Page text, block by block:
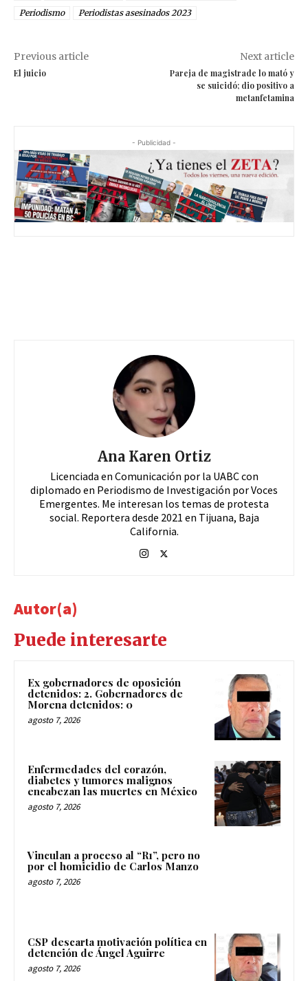
Periodismo
Periodistas asesinados 2023
Previous article
El juicio
Next article
Pareja de magistrade lo mató y
se suicidó; dio positivo a
metanfetamina
- Publicidad -
Ana Karen Ortiz
Licenciada en Comunicación por la UABC con
diplomado en Periodismo de Investigación por Voces
Emergentes. Me interesan los temas de protesta
social. Reportera desde 2021 en Tijuana, Baja
California.
Autor(a)
Puede interesarte
Ex gobernadores de oposición
detenidos: 2. Gobernadores de
Morena detenidos: 0
agosto 7, 2026
Enfermedades del corazón,
diabetes y tumores malignos
encabezan las muertes en México
agosto 7, 2026
Vinculan a proceso al “R1”, pero no
por el homicidio de Carlos Manzo
agosto 7, 2026
CSP descarta motivación política en
detención de Ángel Aguirre
agosto 7, 2026